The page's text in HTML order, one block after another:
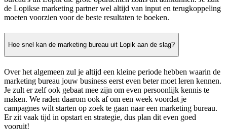
de Lopikse marketing partner wel altijd van input en terugkoppeling
moeten voorzien voor de beste resultaten te boeken.
Hoe snel kan de marketing bureau uit Lopik aan de slag?
Over het algemeen zul je altijd een kleine periode hebben waarin de
marketing bureau jouw business eerst even beter moet leren kennen.
Je zult er zelf ook gebaat mee zijn om even persoonlijk kennis te
maken. We raden daarom ook af om een week voordat je
campagnes wilt starten op zoek te gaan naar een marketing bureau.
Er zit vaak tijd in opstart en strategie, dus plan dit even goed
vooruit!